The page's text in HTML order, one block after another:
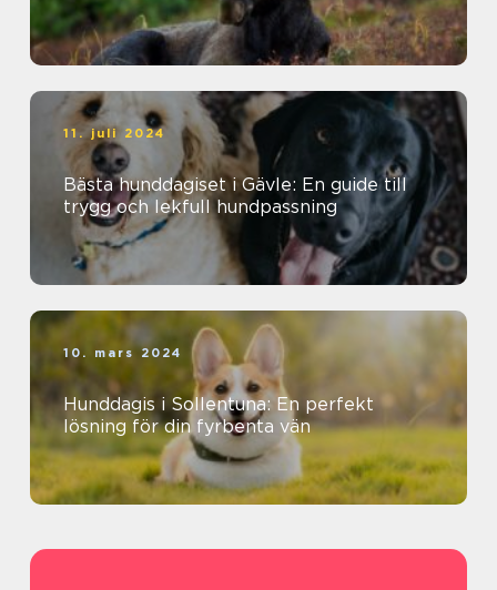
11. juli 2024
Bästa hunddagiset i Gävle: En guide till
trygg och lekfull hundpassning
10. mars 2024
Hunddagis i Sollentuna: En perfekt
lösning för din fyrbenta vän